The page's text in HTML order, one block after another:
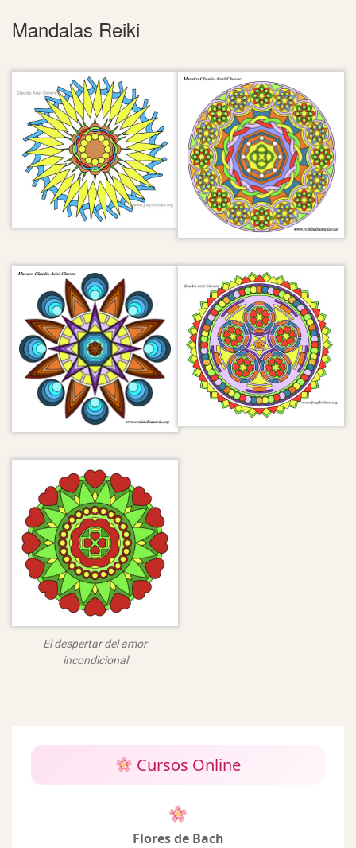
Mandalas Reiki
El despertar del amor
incondicional
Cursos Online
Flores de Bach